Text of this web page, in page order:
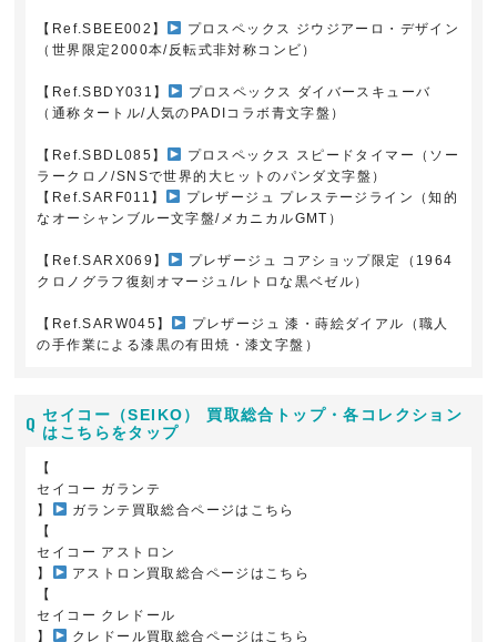
【Ref.SBEE002】
プロスペックス ジウジアーロ・デザイン
（世界限定2000本/反転式非対称コンビ）
【Ref.SBDY031】
プロスペックス ダイバースキューバ
（通称タートル/人気のPADIコラボ青文字盤）
【Ref.SBDL085】
プロスペックス スピードタイマー（ソー
ラークロノ/SNSで世界的大ヒットのパンダ文字盤）
【Ref.SARF011】
プレザージュ プレステージライン（知的
なオーシャンブルー文字盤/メカニカルGMT）
【Ref.SARX069】
プレザージュ コアショップ限定（1964
クロノグラフ復刻オマージュ/レトロな黒ベゼル）
【Ref.SARW045】
プレザージュ 漆・蒔絵ダイアル（職人
の手作業による漆黒の有田焼・漆文字盤）
セイコー（SEIKO） 買取総合トップ・各コレクション
はこちらをタップ
【
セイコー ガランテ
】
ガランテ買取総合ページはこちら
【
セイコー アストロン
】
アストロン買取総合ページはこちら
【
セイコー クレドール
】
クレドール買取総合ページはこちら